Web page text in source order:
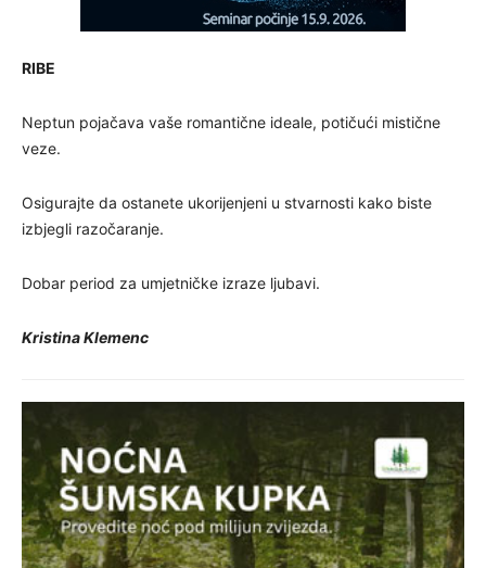
RIBE
Neptun pojačava vaše romantične ideale, potičući mistične
veze.
Osigurajte da ostanete ukorijenjeni u stvarnosti kako biste
izbjegli razočaranje.
Dobar period za umjetničke izraze ljubavi.
Kristina Klemenc